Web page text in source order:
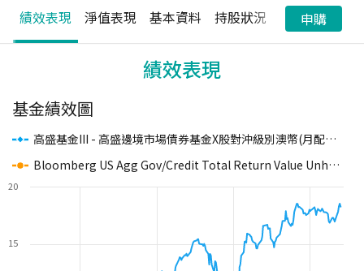
績效表現 淨值表現 基本資料 持股狀況 配息狀況
申購
績效表現
基金績效圖
高盛基金III - 高盛邊境市場債券基金X股對沖級別澳幣(月配息)
Bloomberg US Agg Gov/Credit Total Return Value Unhedged USD
15
20